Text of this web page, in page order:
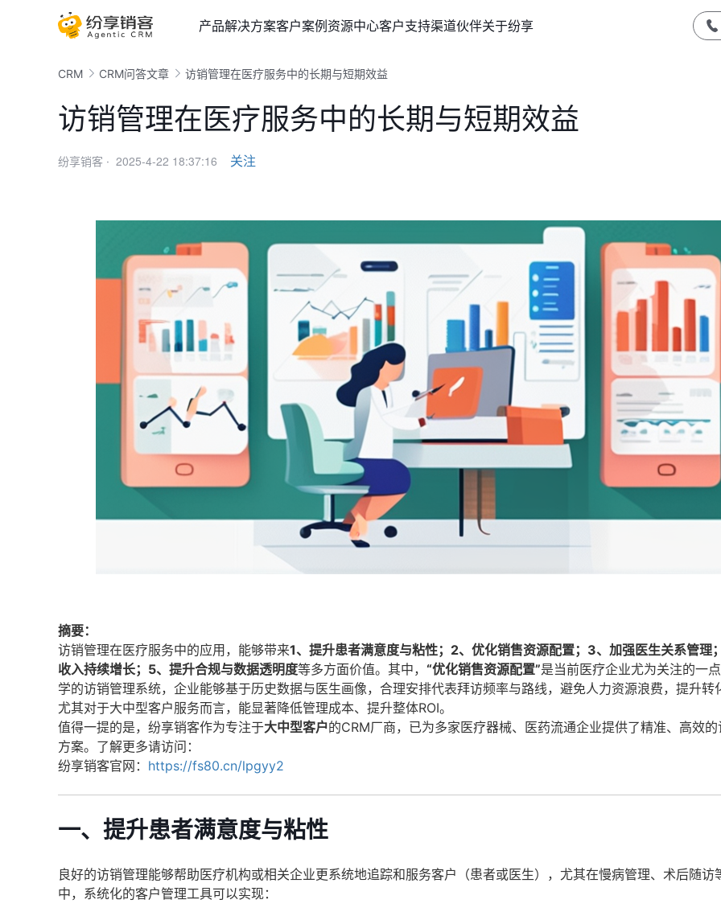
产品解决方案客户案例资源中心客户支持渠道伙伴关于纷享
CRM CRM问答文章 访销管理在医疗服务中的长期与短期效益
访销管理在医疗服务中的长期与短期效益
纷享销客 · 2025-4-22 18:37:16 关注
摘要：
访销管理在医疗服务中的应用，能够带来1、提升患者满意度与粘性；2、优化销售资源配置；3、加强医生关系管理
收入持续增长；5、提升合规与数据透明度等多方面价值。其中， “优化销售资源配置”是当前医疗企业尤为关注的一
学的访销管理系统，企业能够基于历史数据与医生画像，合理安排代表拜访频率与路线，避免人力资源浪费，提升转
尤其对于大中型客户服务而言，能显著降低管理成本、提升整体ROI。
值得一提的是，纷享销客作为专注于大中型客户的CRM厂商，已为多家医疗器械、医药流通企业提供了精准、高效
方案。了解更多请访问：
纷享销客官网： https://fs80.cn/lpgyy2
一、提升患者满意度与粘性
良好的访销管理能够帮助医疗机构或相关企业更系统地追踪和服务客户（患者或医生），尤其在慢病管理、术后随访
中，系统化的客户管理工具可以实现：